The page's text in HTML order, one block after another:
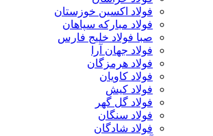
فولاد اکسین خوزستان
فولاد مبارکه سپاهان
صبا فولاد خلیج فارس
فولاد جهان آرا
فولاد هرمزگان
فولاد کاویان
فولاد کیش
فولاد گل گهر
فولاد سنگان
فولاد شادگان